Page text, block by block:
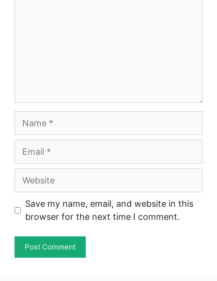
Name
Email
Website
Save my name, email, and website in this
browser for the next time I comment.